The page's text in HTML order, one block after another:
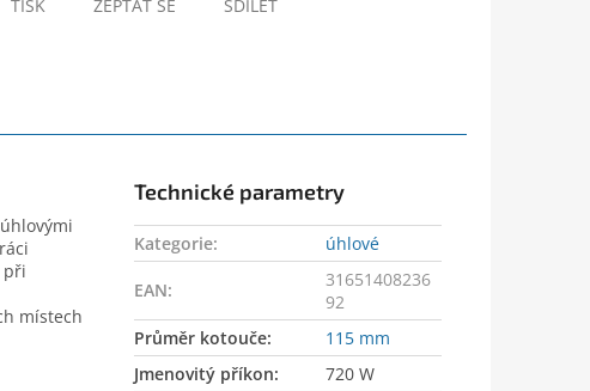
TISK ZEPTAT SE SDÍLET
při
místech
Technické parametry
Kategorie: úhlové
EAN:
31651408236
92
Průměr kotouče:
115 mm
Jmenovitý příkon:
720 W